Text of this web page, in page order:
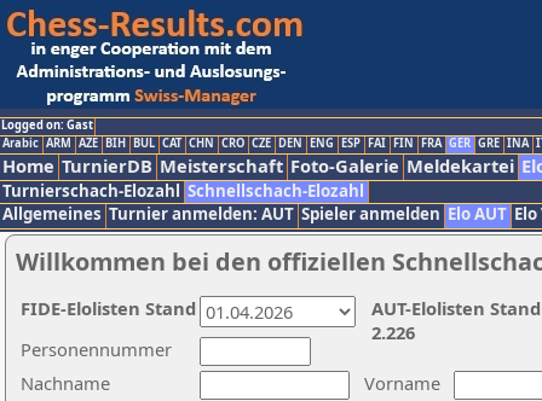
Logged on: Gast
Arabic ARM AZE BIH BUL CAT CHN CRO CZE DEN ENG ESP FAI FIN FRA GER GRE INA
Home TurnierDB Meisterschaft Foto-Galerie Meldekartei
Turnierschach-Elozahl Schnellschach-Elozahl
Allgemeines Turnier anmelden: AUT Spieler anmelden Elo AUT
Willkommen bei den offiziellen
Nachname
Vorname
Personennummer
AUT-Elolisten
2.226
FIDE-Elolisten Stand